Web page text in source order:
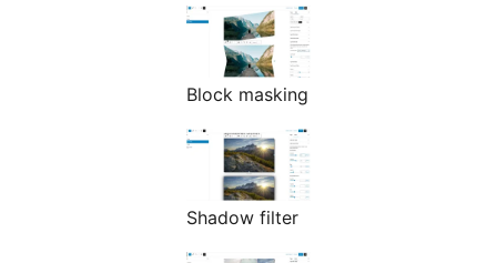
Block masking
Shadow filter